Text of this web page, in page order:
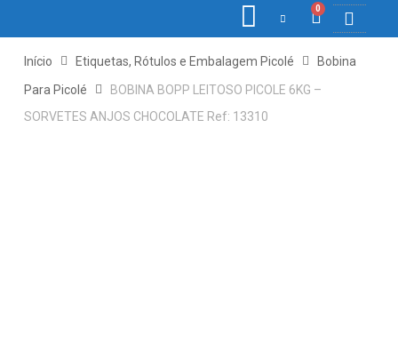
0
Início Etiquetas, Rótulos e Embalagem Picolé
Bobina
Para Picolé
BOBINA BOPP LEITOSO PICOLE 6KG –
SORVETES ANJOS CHOCOLATE Ref: 13310